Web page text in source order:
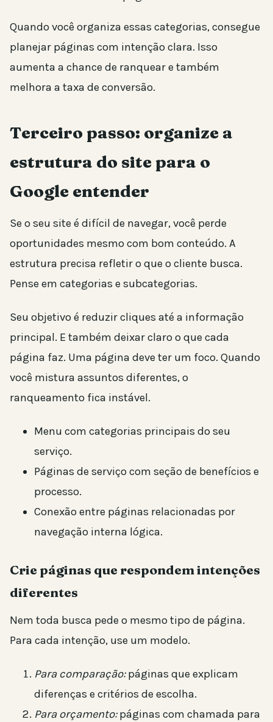
Quando você organiza essas categorias, consegue
planejar páginas com intenção clara. Isso
aumenta a chance de ranquear e também
melhora a taxa de conversão.
Terceiro passo: organize a
estrutura do site para o
Google entender
Se o seu site é difícil de navegar, você perde
oportunidades mesmo com bom conteúdo. A
estrutura precisa refletir o que o cliente busca.
Pense em categorias e subcategorias.
Seu objetivo é reduzir cliques até a informação
principal. E também deixar claro o que cada
página faz. Uma página deve ter um foco. Quando
você mistura assuntos diferentes, o
ranqueamento fica instável.
Menu com categorias principais do seu
serviço.
Páginas de serviço com seção de benefícios e
processo.
Conexão entre páginas relacionadas por
navegação interna lógica.
Crie páginas que respondem intenções
diferentes
Nem toda busca pede o mesmo tipo de página.
Para cada intenção, use um modelo.
Para comparação:páginas que explicam
diferenças e critérios de escolha.
Para orçamento:páginas com chamada para